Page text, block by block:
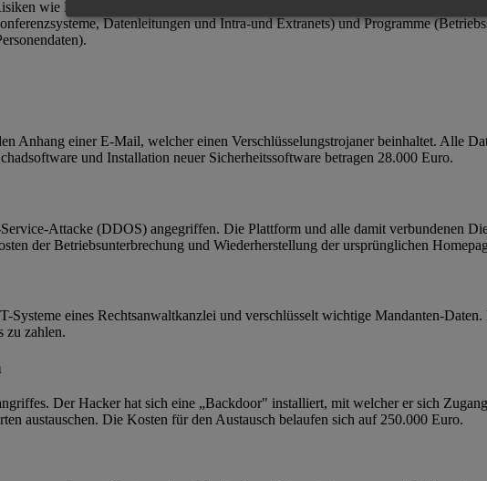
wie Hacker-Angriffen, Cyber-Einbrüchen oder Infektionen mit Viren
Datenleitungen und Intra-und Extranets) und Programme
Anhang einer E-Mail, welcher einen Verschlüsselungstrojaner beinhaltet. Alle
und Installation neuer Sicherheitssoftware betragen 28.000 Euro.
Attacke (DDOS) angegriffen. Die Plattform und alle damit verbundenen
der Betriebsunterbrechung und Wiederherstellung der ursprünglichen
eines Rechtsanwaltkanzlei und verschlüsselt wichtige Mandanten-
zu zahlen.
Der Hacker hat sich eine „Backdoor" installiert, mit welcher er sich
austauschen. Die Kosten für den Austausch belaufen sich auf 250.000 Euro.